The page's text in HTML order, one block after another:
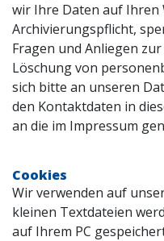
wir Ihre Daten auf Ihren
Archivierungspflicht,
Fragen und Anliegen
Löschung von
sich bitte an unseren
den Kontaktdaten in
an die im Impressum
Cookies
Wir verwenden auf
kleinen Textdateien
auf Ihrem PC